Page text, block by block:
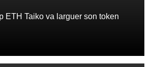
ETH Taiko va larguer son token